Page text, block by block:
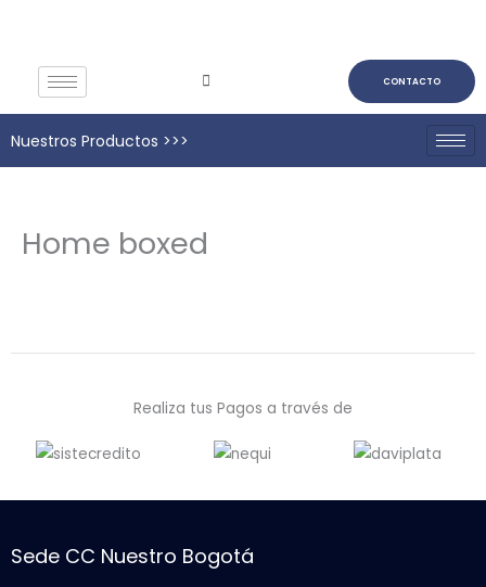
contenido
CONTACTO
Nuestros Productos >>>
Home boxed
Realiza tus Pagos a través de
Sede CC Nuestro Bogotá